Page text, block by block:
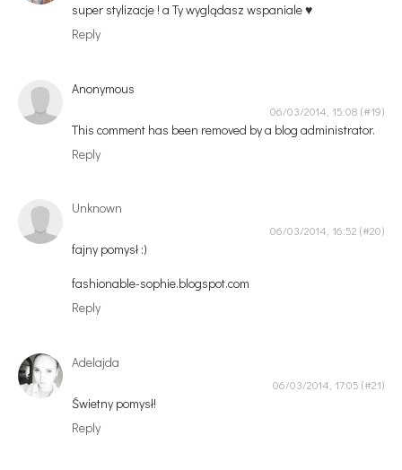
super stylizacje ! a Ty wyglądasz wspaniale ♥
Reply
Anonymous
06/03/2014, 15:08
This comment has been removed by a blog administrator.
Reply
Unknown
06/03/2014, 16:52
fajny pomysł :)
fashionable-sophie.blogspot.com
Reply
Adelajda
06/03/2014, 17:05
Świetny pomysł!
Reply